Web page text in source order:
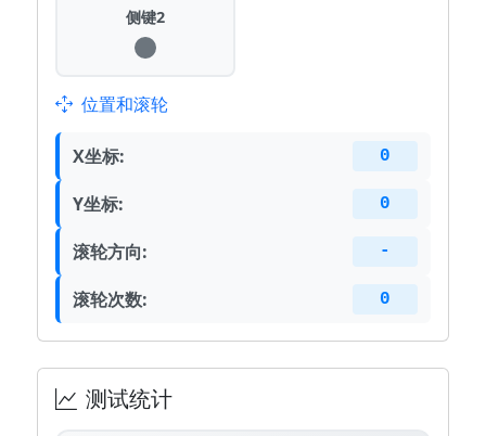
侧键2
位置和滚轮
X坐标: 0
Y坐标: 0
滚轮方向: -
滚轮次数: 0
测试统计